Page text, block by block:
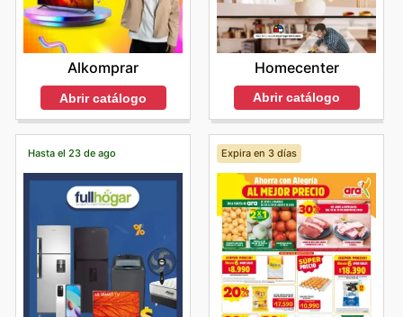
Alkomprar
Abrir catálogo
Homecenter
Abrir catálogo
Hasta el 23 de ago Expira en 3 días